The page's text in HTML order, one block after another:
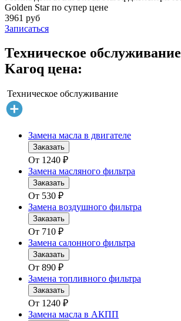
Golden Star по супер цене
3961 руб
Записаться
Техническое
Karoq цена:
Техническое обслуживание
Замена масла в двигателе
Заказать
От 1240 ₽
Замена масляного фильтра
Заказать
От 530 ₽
Замена воздушного фильтра
Заказать
От 710 ₽
Замена салонного фильтра
Заказать
От 890 ₽
Замена топливного фильтра
Заказать
От 1240 ₽
Замена масла в АКПП